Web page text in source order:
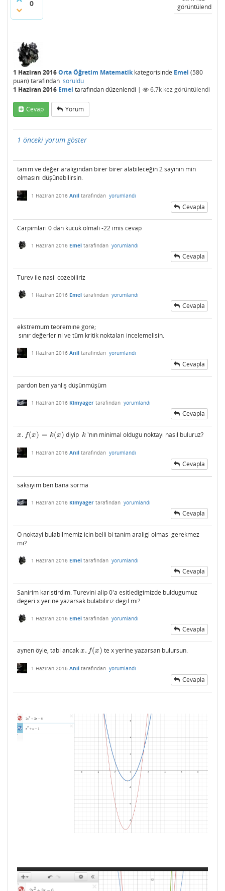
0
görüntülendi
1 Haziran 2016Orta Öğretim Matematikkategorisinde Emel (580
puan) tarafından soruldu
1 Haziran 2016 Emel tarafındandüzenlendi | 6.7k kez görüntülendi
Cevap Yorum
1 önceki yorum göster
tanım ve değer aralıgından birer birer alabileceğin 2 sayının min
olmasını düşünebilirsin.
1 Haziran 2016 Anil tarafından yorumlandı
Cevapla
Carpimlari 0 dan kucuk olmali -22 imis cevap
1 Haziran 2016 Emel tarafından yorumlandı
Cevapla
Turev ile nasil cozebiliriz
1 Haziran 2016 Emel tarafından yorumlandı
Cevapla
ekstremum teoremıne gore;
sınır değerlerini ve tüm kritik noktaları incelemelisin.
1 Haziran 2016 Anil tarafından yorumlandı
Cevapla
pardon ben yanlış düşünmüşüm
1 Haziran 2016 Kimyager tarafından yorumlandı
Cevapla
x. f(x) = k(x)
x.f x)=k( ) diyipk
k 'nın minimal oldugu noktayı nasıl buluruz?
1 Haziran 2016 Anil tarafından yorumlandı
Cevapla
saksıyım ben bana sorma
1 Haziran 2016 Kimyager tarafından yorumlandı
Cevapla
O noktayi bulabilmemiz icin belli bi tanim araligi olmasi gerekmez
mi?
1 Haziran 2016 Emel tarafından yorumlandı
Cevapla
Sanirim karistirdim. Turevini alip 0'a esitledigimizde buldugumuz
degeri x yerine yazarsak bulabiliriz degil mi?
1 Haziran 2016 Emel tarafından yorumlandı
Cevapla
aynen öyle, tabi ancak x. f(x)
x.f x) te x yerine yazarsan bulursun.
1 Haziran 2016 Anil tarafından yorumlandı
Cevapla